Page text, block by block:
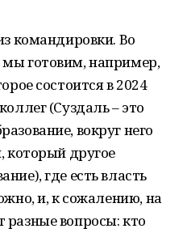
командировки. Во
готовим, например,
состоится в 2024
(Суздаль – это
вокруг него
который другое
где есть власть
и, к сожалению, на
вопросы: кто